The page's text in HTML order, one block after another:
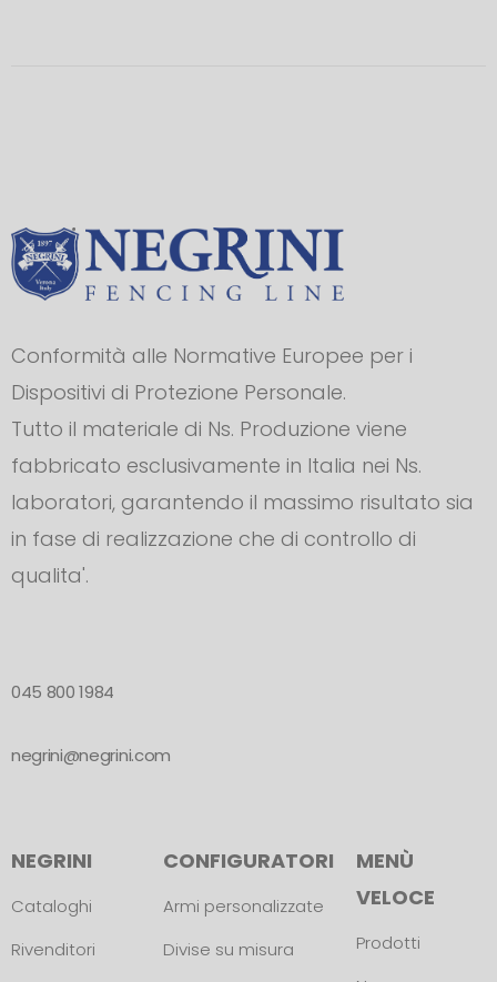
Conformità alle Normative Europee per i
Dispositivi di Protezione Personale.
Tutto il materiale di Ns. Produzione viene
fabbricato esclusivamente in Italia nei Ns.
laboratori, garantendo il massimo risultato sia
in fase di realizzazione che di controllo di
qualita'.
045 800 1984
negrini@negrini.com
NEGRINI
Cataloghi
Rivenditori
CONFIGURATORI
Armi personalizzate
Divise su misura
MENÙ
VELOCE
Prodotti